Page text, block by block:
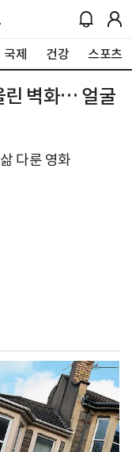
국제 건강 스포츠
린 벽화… 얼굴
다룬 영화